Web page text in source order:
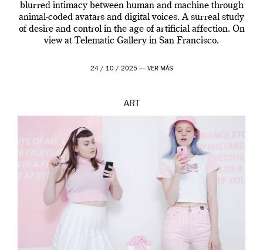
blurred intimacy between human and machine through
animal-coded avatars and digital voices. A surreal study
of desire and control in the age of artificial affection. On
view at Telematic Gallery in San Francisco.
24 / 10 / 2025 — VER MÁS
ART